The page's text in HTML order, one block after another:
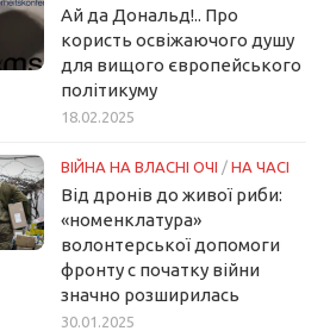
Ай да Дональд!.. Про
користь освіжаючого душу
для вищого європейського
політикуму
18.02.2025
ВІЙНА НА ВЛАСНІ ОЧІ / НА ЧАСІ
Від дронів до живої риби:
«номенклатура»
волонтерської допомоги
фронту с початку війни
значно розширилась
30.01.2025